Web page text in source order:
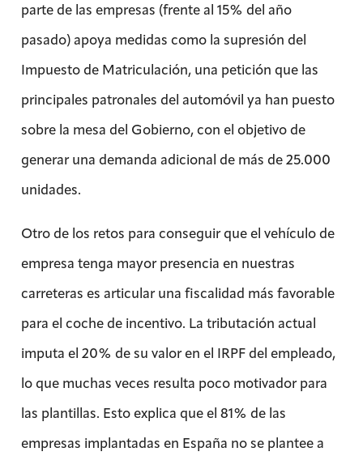
parte de las empresas (frente al 15% del año
pasado) apoya medidas como la supresión del
Impuesto de Matriculación, una petición que las
principales patronales del automóvil ya han puesto
sobre la mesa del Gobierno, con el objetivo de
generar una demanda adicional de más de 25.000
unidades.
Otro de los retos para conseguir que el vehículo de
empresa tenga mayor presencia en nuestras
carreteras es articular una fiscalidad más favorable
para el coche de incentivo. La tributación actual
imputa el 20% de su valor en el IRPF del empleado,
lo que muchas veces resulta poco motivador para
las plantillas. Esto explica que el 81% de las
empresas implantadas en España no se plantee a